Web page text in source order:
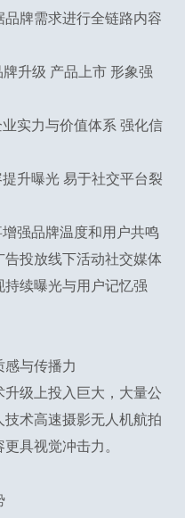
牌需求进行全链路内容
升级 产品上市 形象强
实力与价值体系 强化信
升曝光 易于社交平台裂
强品牌温度和用户共鸣
投放线下活动社交媒体
续曝光与用户记忆强
感与传播力
级上投入巨大，大量公
术高速摄影无人机航拍
具视觉冲击力。